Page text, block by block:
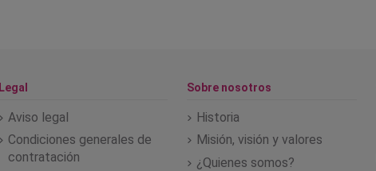
Legal
Aviso legal
Condiciones generales de
contratación
Sobre nosotros
Historia
Misión, visión y valores
¿Quienes somos?